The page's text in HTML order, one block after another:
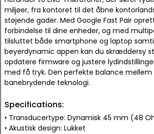
miljøer, fra kontoret til det åbne
støjende gader. Med Google Fast Pair
forbindelse til dine enheder, og med
tilsluttet både smartphone og laptop
beyerdynamic appen kan du skræddersy
opdatere firmware og justere
med få tryk. Den perfekte balance mellem
banebrydende teknologi.
Specifications:
• Transducertype: Dynamisk 45 mm (48
• Akustisk design: Lukket